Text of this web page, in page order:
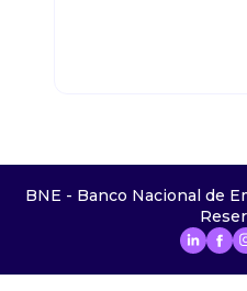
BNE - Banco Nacional de